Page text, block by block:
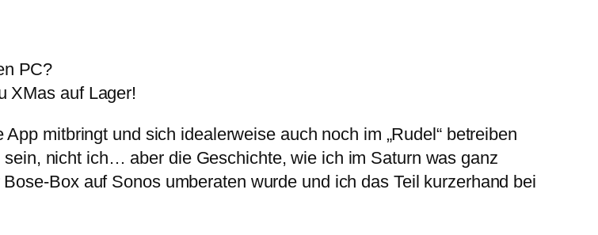
PC?
XMas auf Lager!
mitbringt und sich idealerweise auch noch im „Rudel“ betreiben
nicht ich… aber die Geschichte, wie ich im Saturn was ganz
Box auf Sonos umberaten wurde und ich das Teil kurzerhand bei